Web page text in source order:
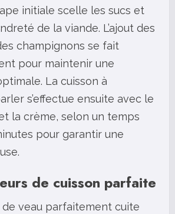
initiale scelle les sucs et
de la viande. L’ajout des
champignons se fait
pour maintenir une
La cuisson à
s’effectue ensuite avec le
la crème, selon un temps
pour garantir une
de cuisson parfaite
veau parfaitement cuite